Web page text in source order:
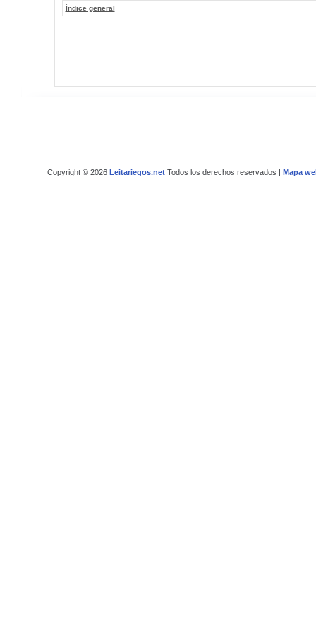
Índice general
Copyright © 2026 Leitariegos.netTodos los derechos reservados | Mapa